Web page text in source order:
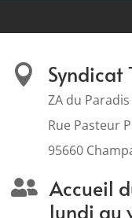
 Syndicat
ZA du Paradis
Rue
95660
 Accueil
lundi au